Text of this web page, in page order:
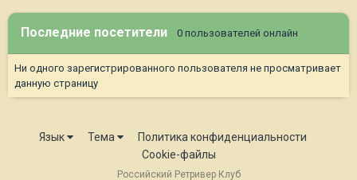
Последние посетители 0 пользователей онлайн
Ни одного зарегистрированного пользователя не просматривает
данную страницу
Язык Тема
Политика конфиденциальности
Cookie-файлы
Российский Ретривер Клуб